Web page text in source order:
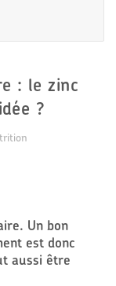
: le zinc
?
Un bon
est donc
aussi être